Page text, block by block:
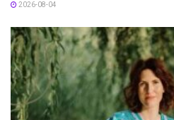
2026-08-04